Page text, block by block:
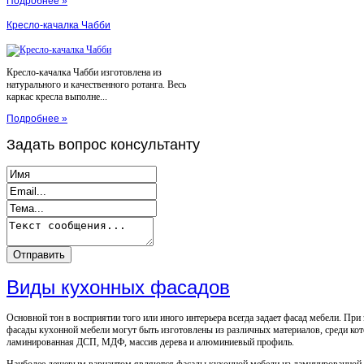
Кресло-качалка Чабби
Кресло-качалка Чабби изготовлена из
натурального и качественного ротанга. Весь
каркас кресла выполне...
Подробнее »
Задать вопрос консультанту
Виды кухонных фасадов
Основной тон в восприятии того или иного интерьера всегда задает фасад мебели. При
фасады кухонной мебели могут быть изготовлены из различных материалов, среди
ламинированная ДСП, МДФ, массив дерева и алюминиевый профиль.